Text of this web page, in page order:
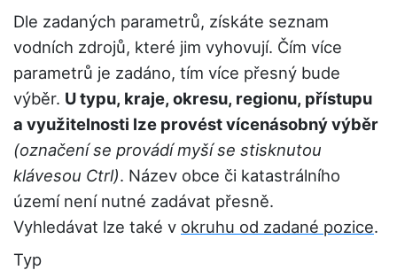
Dle zadaných parametrů, získáte seznam
vodních zdrojů, které jim vyhovují. Čím více
parametrů je zadáno, tím více přesný bude
výběr. U typu, kraje, okresu, regionu, přístupu
a využitelnosti lze provést vícenásobný výběr
(označení se provádí myší se stisknutou
klávesou Ctrl). Název obce či katastrálního
území není nutné zadávat přesně.
Vyhledávat lze také v okruhu od zadané pozice.
Typ